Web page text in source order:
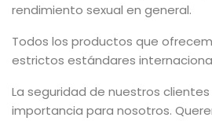
rendimiento sexual en general.
Todos los productos que
estrictos estándares
La seguridad de nuestros
importancia para nosotros.